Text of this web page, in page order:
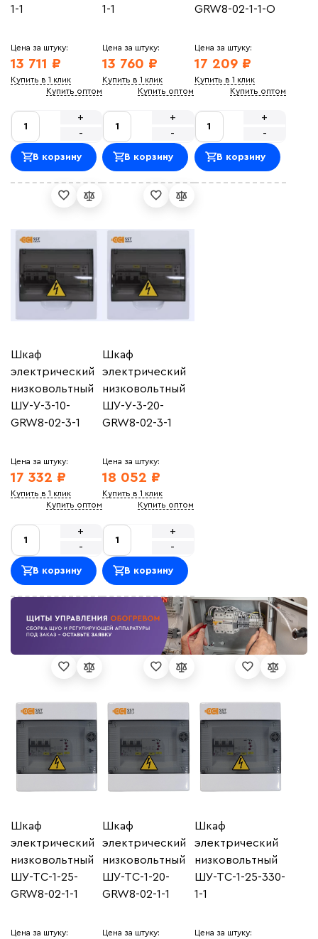
1-1
Цена за штуку:
13 711 ₽
Купить в 1 клик
Купить оптом
-
+
В корзину
1-1
Цена за штуку:
13 760 ₽
Купить в 1 клик
Купить оптом
-
+
В корзину
GRW8-02-1-1-O
Цена за штуку:
17 209 ₽
Купить в 1 клик
Купить оптом
-
+
В корзину
Шкаф
электрический
низковольтный
ШУ-У-3-10-
GRW8-02-3-1
Цена за штуку:
17 332 ₽
Купить в 1 клик
Купить оптом
-
+
В корзину
Шкаф
электрический
низковольтный
ШУ-У-3-20-
GRW8-02-3-1
Цена за штуку:
18 052 ₽
Купить в 1 клик
Купить оптом
-
+
В корзину
Шкаф
электрический
низковольтный
ШУ-ТС-1-25-
GRW8-02-1-1
Цена за штуку:
Шкаф
электрический
низковольтный
ШУ-ТС-1-20-
GRW8-02-1-1
Цена за штуку:
Шкаф
электрический
низковольтный
ШУ-ТС-1-25-330-
1-1
Цена за штуку: